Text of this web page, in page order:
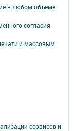
в любом объеме
согласия
и массовым
сервисов и